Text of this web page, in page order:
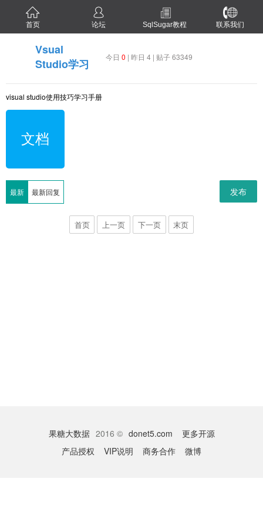
首页 论坛 SqlSugar教程 联系我们
Vsual
Studio学习
今日 0 | 昨日 4 | 贴子 63349
visual studio使用技巧学习手册
文档
最新 最新回复 发布
首页 上一页 下一页 末页
果糖大数据 2016 © donet5.com
更多开源
产品授权
VIP说明 商务合作 微博